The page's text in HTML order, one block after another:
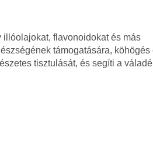
illóolajokat, flavonoidokat és más
támogatására, köhögés
tisztulását, és segíti a